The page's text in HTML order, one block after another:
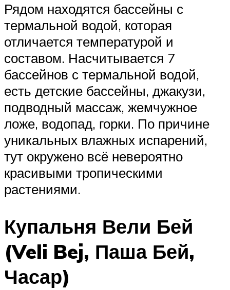
Рядом находятся бассейны с
термальной водой, которая
отличается температурой и
составом. Насчитывается 7
бассейнов с термальной водой,
есть детские бассейны, джакузи,
подводный массаж, жемчужное
ложе, водопад, горки. По причине
уникальных влажных испарений,
тут окружено всё невероятно
красивыми тропическими
растениями.
Купальня Вели Бей
(Veli Bej, Паша Бей,
Часар)